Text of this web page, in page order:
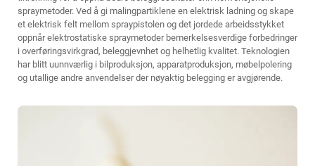
spraymetoder. Ved å gi malingpartiklene en elektrisk ladning og skape
et elektrisk felt mellom spraypistolen og det jordede arbeidsstykket
oppnår elektrostatiske spraymetoder bemerkelsesverdige forbedringer
i overføringsvirkgrad, beleggjevnhet og helhetlig kvalitet. Teknologien
har blitt uunnværlig i bilproduksjon, apparatproduksjon, møbelpolering
og utallige andre anvendelser der nøyaktig belegging er avgjørende.